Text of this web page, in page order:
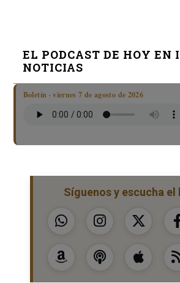
EL PODCAST DE HOY EN
NOTICIAS
Boletín · viernes 7 de agosto de 2026
Síguenos y escucha el